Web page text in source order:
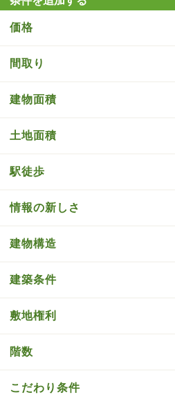
価格
間取り
建物面積
土地面積
駅徒歩
情報の新しさ
建物構造
建築条件
敷地権利
階数
こだわり条件